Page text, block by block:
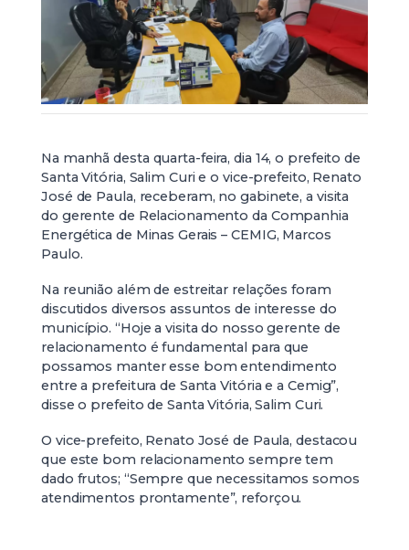
Na manhã desta quarta-feira, dia 14, o prefeito de
Santa Vitória, Salim Curi e o vice-prefeito, Renato
José de Paula, receberam, no gabinete, a visita
do gerente de Relacionamento da Companhia
Energética de Minas Gerais – CEMIG, Marcos
Paulo.
Na reunião além de estreitar relações foram
discutidos diversos assuntos de interesse do
município. “Hoje a visita do nosso gerente de
relacionamento é fundamental para que
possamos manter esse bom entendimento
entre a prefeitura de Santa Vitória e a Cemig”,
disse o prefeito de Santa Vitória, Salim Curi.
O vice-prefeito, Renato José de Paula, destacou
que este bom relacionamento sempre tem
dado frutos; “Sempre que necessitamos somos
atendimentos prontamente”, reforçou.